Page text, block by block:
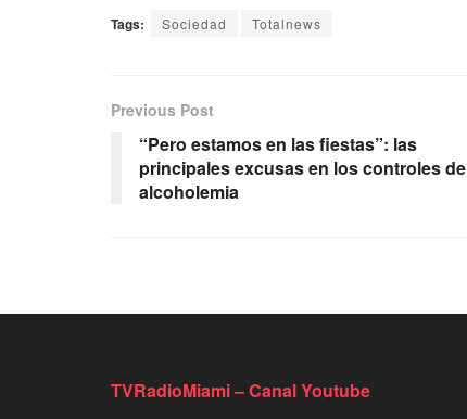
Tags: Sociedad Totalnews
Previous Post
“Pero estamos en las fiestas”: las
principales excusas en los controles de
alcoholemia
TVRadioMiami – Canal Youtube